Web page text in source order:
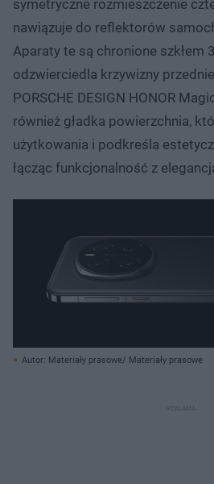
symetryczne rozmieszczenie
nawiązuje do reflektorów
Aparaty te są chronione szkłem
odzwierciedla krzywizny
PORSCHE DESIGN HONOR
również gładka powierzchnia,
użytkowania i podkreśla
łącząc funkcjonalność z
Autor: Materiały prasowe/ Materiały prasowe